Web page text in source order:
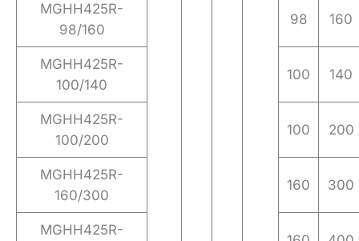
MGHH425R-
98/160
98 160
MGHH425R-
100/140
100 140
MGHH425R-
100/200
100 200
MGHH425R-
160/300
160 300
MGHH425R-